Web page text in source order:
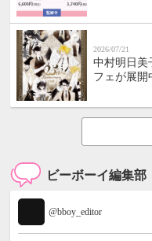
2026/07/21
中村明日美
フェが展開
ビーボーイ編集部
@bboy_editor